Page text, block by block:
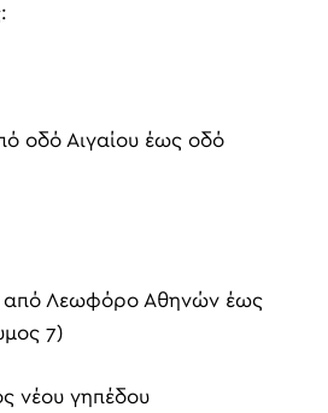
οδό Αιγαίου έως οδό
από Λεωφόρο Αθηνών έως
7)
νέου γηπέδου